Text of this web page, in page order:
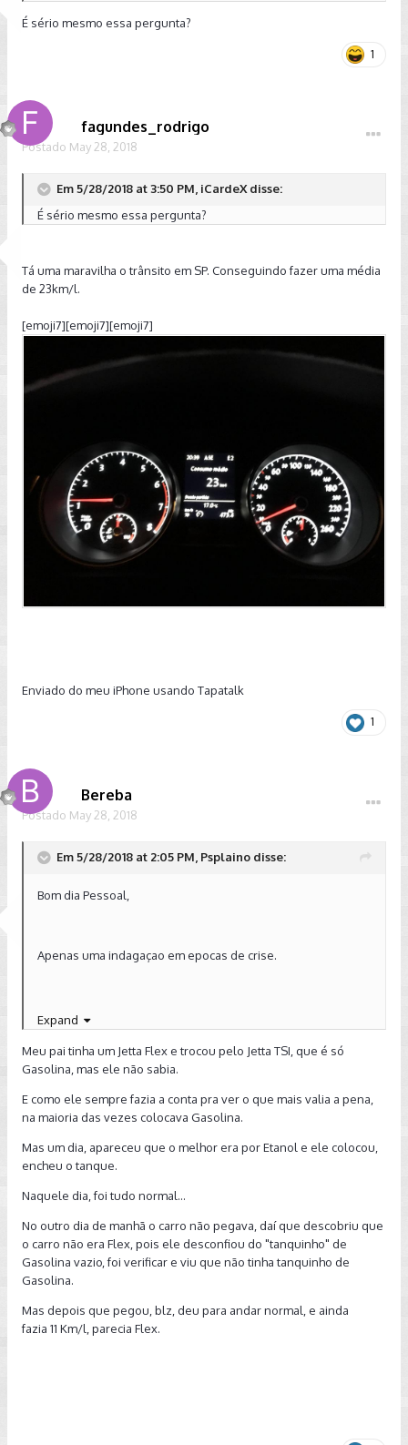
É sério mesmo essa pergunta?
1
fagundes_rodrigo
Postado May 28, 2018
Em 5/28/2018 at 3:50 PM, iCardeX disse:
É sério mesmo essa pergunta?
Tá uma maravilha o trânsito em SP. Conseguindo fazer uma média
de 23km/l.
[emoji7][emoji7][emoji7]
Enviado do meu iPhone usando Tapatalk
1
Bereba
Postado May 28, 2018
Em 5/28/2018 at 2:05 PM, Psplaino disse:
Bom dia Pessoal,
Apenas uma indagaçao em epocas de crise.
Alguem ja utilizou Etanol no TSi
Pergunto isso, pois minha esposa tem uma Captiva 2014 que
no hemisferio norte era vendida como FLEX E85. No forum da
Captiva ja li de alguns proprietarios que abasteram com
curto/medio prazo.
Normalmente veiculos com injeçao direta funcionam sem
problemas com Etanol, mas alguem aqui ja abasteceu com
Etanol?
Expand
Meu pai tinha um Jetta Flex e trocou pelo Jetta TSI, que é só
Gasolina, mas ele não sabia.
E como ele sempre fazia a conta pra ver o que mais valia a pena,
na maioria das vezes colocava Gasolina.
Mas um dia, apareceu que o melhor era por Etanol e ele colocou,
encheu o tanque.
Naquele dia, foi tudo normal...
No outro dia de manhã o carro não pegava, daí que descobriu que
o carro não era Flex, pois ele desconfiou do "tanquinho" de
Gasolina vazio, foi verificar e viu que não tinha tanquinho de
Gasolina.
Mas depois que pegou, blz, deu para andar normal, e ainda
fazia 11 Km/l, parecia Flex.